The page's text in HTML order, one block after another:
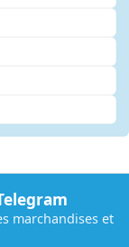
marchandises et